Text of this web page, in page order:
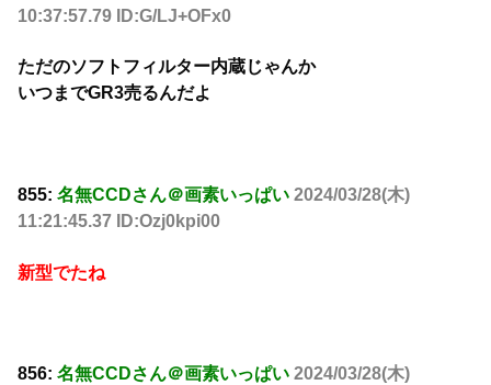
10:37:57.79 ID:G/LJ+OFx0
ただのソフトフィルター内蔵じゃんか
いつまでGR3売るんだよ
855: 名無CCDさん＠画素いっぱい 2024/03/28(木)
11:21:45.37 ID:Ozj0kpi00
新型でたね
856: 名無CCDさん＠画素いっぱい 2024/03/28(木)